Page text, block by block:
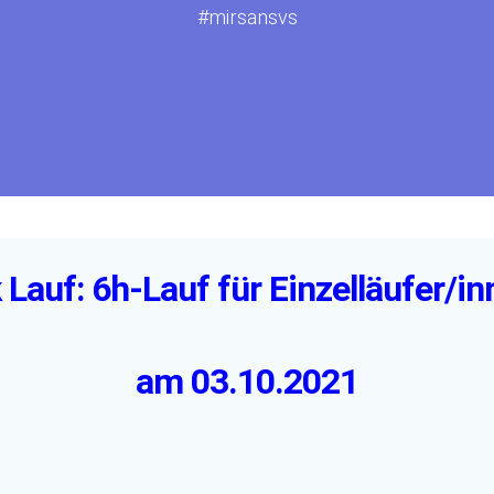
#mirsansvs
Lauf: 6h-Lauf für Einzelläufer/
am 03.10.2021